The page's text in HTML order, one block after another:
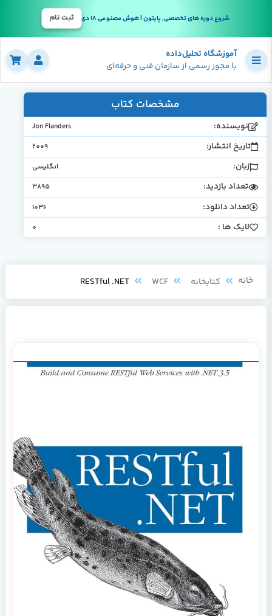
شروع دوره های تخصصی, پایتون | هوش مصنوعی 18 دی ثبت نام
آموزشگاه تحلیل‌داده
با مجوز رسمی از سازمان فنی و حرفه‌ای
مشخصات کتاب
نویسنده: Jon Flanders
تاریخ انتشار: 2009
زبان: انگلیسی
تعداد بازدید: 3895
تعداد دانلود: 1036
لایک ها : 0
خانه کتابخانه WCF
RESTful .NET